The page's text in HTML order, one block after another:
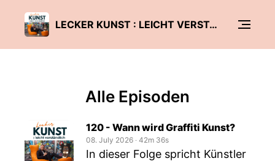
LECKER KUNST : LEICHT VERSTÄNDLICH
Alle Episoden
120 - Wann wird Graffiti Kunst?
08. July 2026 ‧ 42m 36s
In dieser Folge spricht Künstler